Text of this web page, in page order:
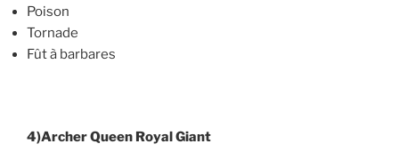
Poison
Tornade
Fût à barbares
4)Archer Queen Royal Giant